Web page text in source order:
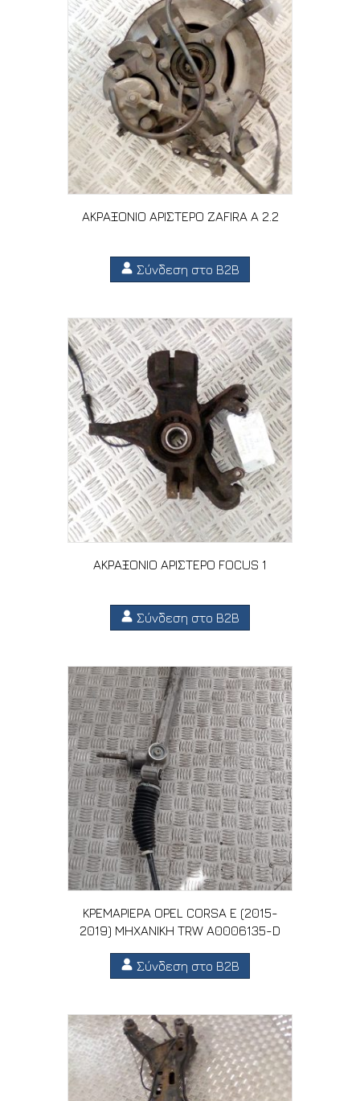
ΑΚΡΑΞΟΝΙΟ ΑΡΙΣΤΕΡΟ ZAFIRA A 2.2
Σύνδεση στο B2B
ΑΚΡΑΞΟΝΙΟ ΑΡΙΣΤΕΡΟ FOCUS 1
Σύνδεση στο B2B
ΚΡΕΜΑΡΙΕΡΑ OPEL CORSA E (2015-
2019) MHXANIKH TRW A0006135-D
Σύνδεση στο B2B